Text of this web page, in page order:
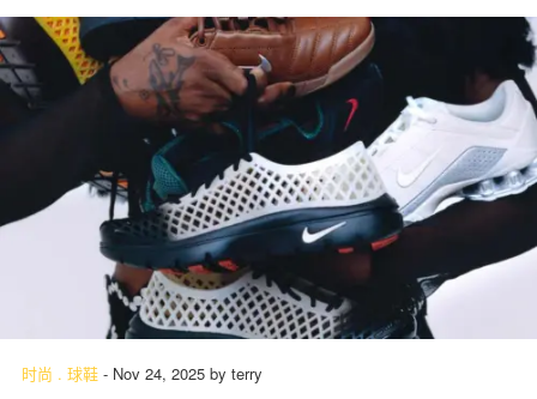
时尚 . 球鞋 - Nov 24, 2025 by terry